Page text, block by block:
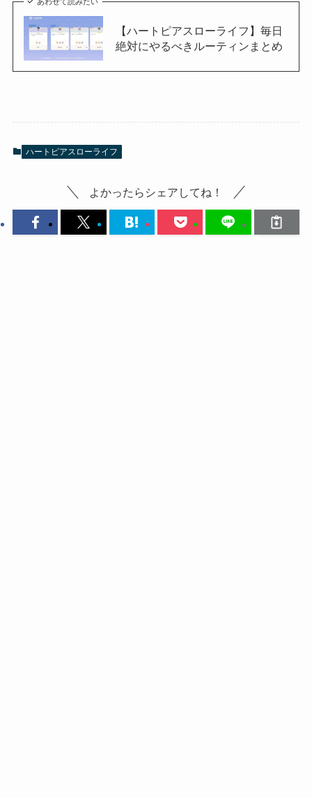
【ハートピアスローライフ】毎日
絶対にやるべきルーティンまとめ
ハートピアスローライフ
よかったらシェアしてね！